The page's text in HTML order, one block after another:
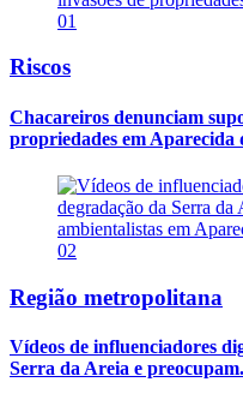
01
Riscos
Chacareiros denunciam
propriedades em Aparecida
02
Região metropolitana
Vídeos de influenciadores
Serra da Areia e